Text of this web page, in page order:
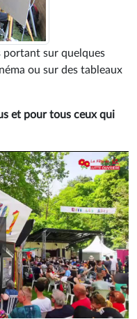
portant sur quelques
ou sur des tableaux
et pour tous ceux qui